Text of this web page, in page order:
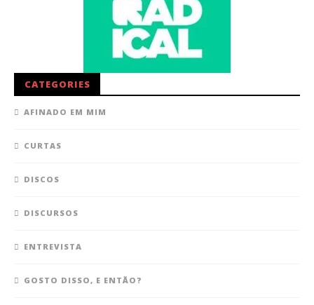
CATEGORIES
AFINADO EM MIM
CURTAS
DISCOS
DISCURSOS
ENTREVISTA
GOSTO DISSO, E ENTÃO?